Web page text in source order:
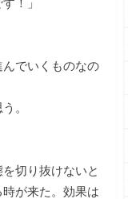
！」
でいくものなの
。
切り抜けないと
が来た。効果は